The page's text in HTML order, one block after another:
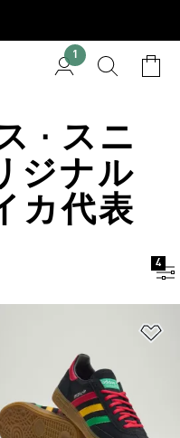
1
· スニ
ジナル
カ代表
4